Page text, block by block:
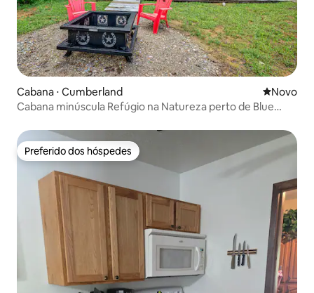
Cabana ⋅ Cumberland Novo
Novo
Cabana minúscula Refúgio na Natureza perto de Blue
Preferido dos hóspedes
Preferido dos hóspedes